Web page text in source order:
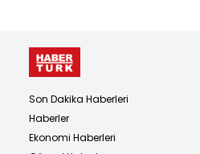
Son Dakika Haberleri
Haberler
Ekonomi Haberleri